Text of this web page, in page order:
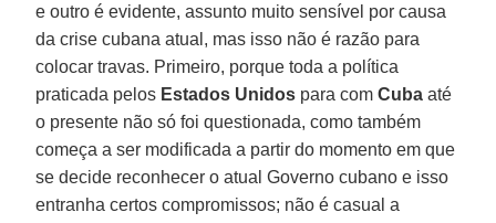
e outro é evidente, assunto muito sensível por causa
da crise cubana atual, mas isso não é razão para
colocar travas. Primeiro, porque toda a política
praticada pelos Estados Unidos para comCuba até
o presente não só foi questionada, como também
começa a ser modificada a partir do momento em que
se decide reconhecer o atual Governo cubano e isso
entranha certos compromissos; não é casual a